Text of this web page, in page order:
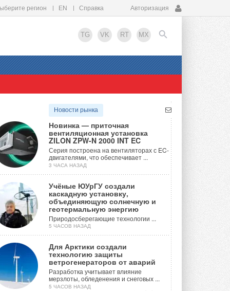
регион EN Справка Авторизация
TG VK RT MX
EN
Новости рынка
Новинка — приточная
вентиляционная установка
ZILON ZPW-N 2000 INT EC
Серия построена на вентиляторах с EC-
двигателями, что обеспечивает ...
3 ЧАСА НАЗАД
Учёные ЮУрГУ создали
каскадную установку,
объединяющую солнечную и
геотермальную энергию
Природосберегающие технологии ...
5 ЧАСОВ НАЗАД
Для Арктики создали
технологию защиты
ветрогенераторов от аварий
Разработка учитывает влияние
мерзлоты, обледенения и снеговых ...
5 ЧАСОВ НАЗАД